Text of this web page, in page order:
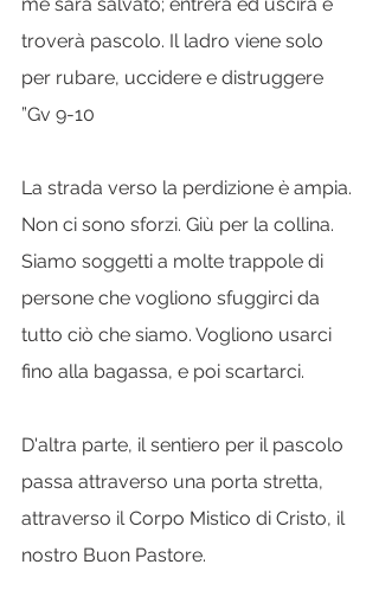
troverà pascolo. Il ladro viene solo
per rubare, uccidere e distruggere
”Gv 9-10
La strada verso la perdizione è ampia.
Non ci sono sforzi. Giù per la collina.
Siamo soggetti a molte trappole di
persone che vogliono sfuggirci da
tutto ciò che siamo. Vogliono usarci
fino alla bagassa, e poi scartarci.
D'altra parte, il sentiero per il pascolo
passa attraverso una porta stretta,
attraverso il Corpo Mistico di Cristo, il
nostro Buon Pastore.